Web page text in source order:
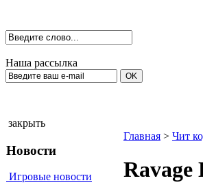
Наша рассылка
закрыть
Новости
Игровые новости
Главная > Чит